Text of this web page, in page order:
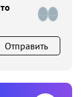
Отправить